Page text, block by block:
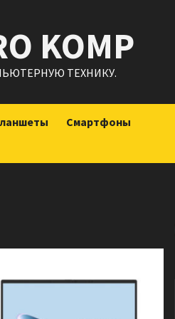
KOMP
ТЕХНИКУ.
Смартфоны